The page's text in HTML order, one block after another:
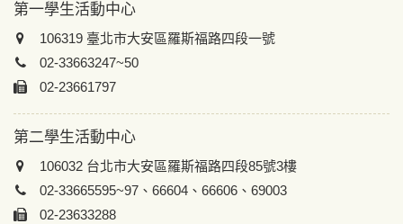
第一學生活動中心
106319 臺北市大安區羅斯福路四段一號
02-33663247~50
02-23661797
第二學生活動中心
106032 台北市大安區羅斯福路四段85號3樓
02-33665595~97、66604、66606、69003
02-23633288